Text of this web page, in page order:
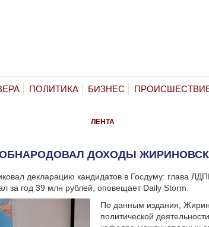
ПОЛИТИКА БИЗНЕС
ЛЕНТА
ДОХОДЫ
декларацию кандидатов в Госдуму: глава
за год 39 млн рублей, оповещает Daily Storm.
По данным издания,
политической